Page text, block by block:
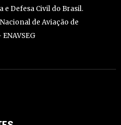
e Defesa Civil do Brasil.
de Aviação de